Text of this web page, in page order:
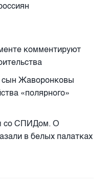
комментируют
сын Жаворонковы
«полярного»
со СПИДом. О
в белых палатках